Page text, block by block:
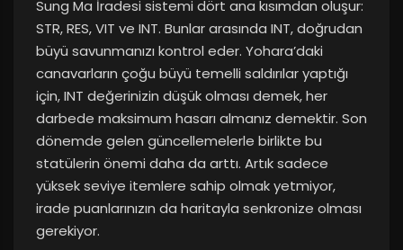
Sung Ma İradesi sistemi dört ana kısımdan oluşur:
STR, RES, VIT ve INT. Bunlar arasında INT, doğrudan
büyü savunmanızı kontrol eder. Yohara’daki
canavarların çoğu büyü temelli saldırılar yaptığı
için, INT değerinizin düşük olması demek, her
darbede maksimum hasarı almanız demektir. Son
dönemde gelen güncellemelerle birlikte bu
statülerin önemi daha da arttı. Artık sadece
yüksek seviye itemlere sahip olmak yetmiyor,
irade puanlarınızın da haritayla senkronize olması
gerekiyor.